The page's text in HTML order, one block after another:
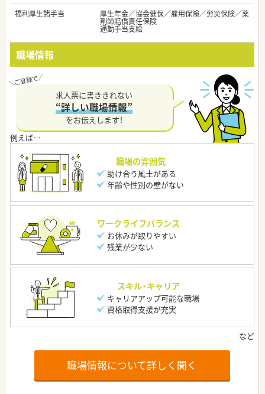
福利厚生諸手当
厚生年金／協会健保／雇用保険／労災保険／薬
剤師賠償責任保険
通勤手当支給
職場情報
求人票に書ききれない
“詳しい職場情報”
をお伝えします！
職場の雰囲気
助け合う風土がある
年齢や性別の壁がない
ワークライフバランス
お休みが取りやすい
残業が少ない
スキル・キャリア
キャリアアップ可能な職場
資格取得支援が充実
職場情報について詳しく聞く